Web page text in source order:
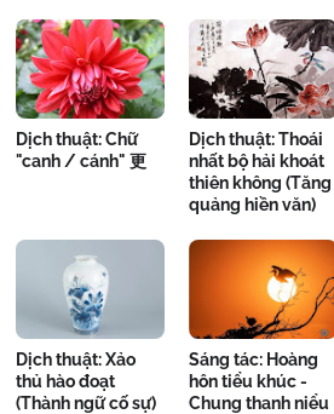
Dịch thuật: Chữ
"canh / cánh" 更
Dịch thuật: Thoái
nhất bộ hải khoát
thiên không (Tăng
quảng hiền văn)
Dịch thuật: Xảo
thủ hào đoạt
(Thành ngữ cố sự)
Sáng tác: Hoàng
hôn tiểu khúc -
Chung thanh niểu